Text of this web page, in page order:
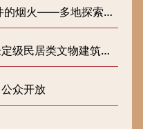
探索低级别文物保护新路径
缮审批工作指引（试行）》的通知
众开放